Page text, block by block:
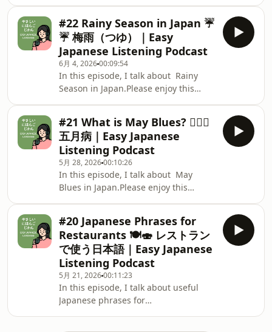
日本語（にほんご）Podcastです。This
is a Japanese podcast for people
learning Japanese,where you can
relax and listen comfortably🍵✨日本語
講師（にほんごこうし）のめぐみが配信
（はいしん）しています👩‍🏫📻This
podcast is h
from the Episode🍵引越し ひっこし
moving / moving house家賃 やちん
rent間取り まどり room layout /
floor plan日当たり ひあたり
sunlight / how much sunlight a room
gets徒歩 とほ on foot / walking
distance内見 ないけん apartment
viewing / room viewing不動産屋 ふど
うさんや real estate agency賃貸契
約 ちんたいけいやく rental contract
/ lease
#22 Rainy Season in Japan ☔
☔️ 梅雨（つゆ）｜Easy
Japanese Listening Podcast
6月 4, 202600:09:54
In this episode, I talk about Rainy
Season in Japan.Please enjoy this
かい）のエピソードでは、梅雨（つゆ）
について話（はな）しました☔☔️この番
組（ばんぐみ）は日本語（にほんご）を
勉強（べんきょう）している人（ひと）
のための、リラックスしながら聞（き）
ける 日本語（にほんご）Podcastです。
This is a Japanese podcast for people
learning Japanese,where you can
relax and listen comfortably🍵✨日本語
講師（にほんごこうし）のめぐみが配信
（はいしん）しています👩‍🏫📻This
podcast is hos
#21 What is May Blues? 😵‍💫🌿
五月病｜Easy Japanese
Listening Podcast
5月 28, 202600:10:26
In this episode, I talk about May
Blues in Japan.Please enjoy this
かい）のエピソードでは、五月病（ごが
つびょう）について話（はな）しました
😵‍💫🌿この番組（ばんぐみ）は日本語（に
ほんご）を勉強（べんきょう）している
人（ひと）のための、リラックスしなが
ら聞（き）ける 日本語（にほんご）
Podcastです。This is a Japanese
podcast for people learning
#20 Japanese Phrases for
Restaurants 🍽️🍣 レストラン
で使う日本語｜Easy Japanese
Listening Podcast
5月 21, 202600:11:23
In this episode, I talk about useful
Japanese phrases for